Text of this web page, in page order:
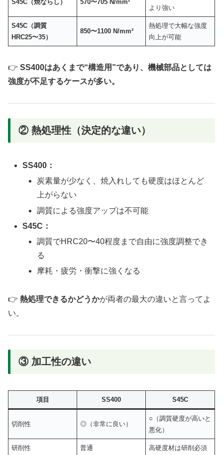
S45C（焼ならし） 570〜705 N/mm²
より強い
S45C（調質
HRC25〜35）
850〜1100 N/mm²
熱処理で大幅な強度
向上が可能
👉 SS400はあくまで“構造用”であり、機械部品としては
強度が不足するケースが多い。
② 熱処理性（決定的な違い）
SS400：
炭素量が少なく、焼入れしても硬度はほとんど
上がらない
調質による強度アップは不可能
S45C：
調質でHRC20〜40程度まで自由に強度調整でき
る
摩耗・疲労・衝撃に強くなる
👉 熱処理できるかどうかが両者の最大の違いと言ってよ
い。
③ 加工性の違い
項目 SS400 S45C
切削性 ◎（非常に良い）
○（調質硬度が高いと
悪化）
研削性 普通 高硬度材は研削必須